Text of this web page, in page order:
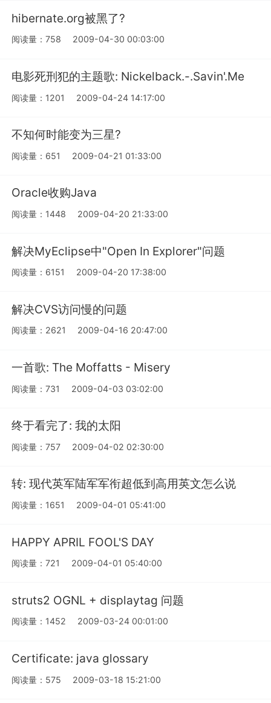
hibernate.org被黑了?
阅读量：758 2009-04-30 00:03:00
电影死刑犯的主题歌: Nickelback.-.Savin'.Me
阅读量：1201 2009-04-24 14:17:00
不知何时能变为三星?
阅读量：651 2009-04-21 01:33:00
Oracle收购Java
阅读量：1448 2009-04-20 21:33:00
解决MyEclipse中"Open In Explorer"问题
阅读量：6151 2009-04-20 17:38:00
解决CVS访问慢的问题
阅读量：2621 2009-04-16 20:47:00
一首歌: The Moffatts - Misery
阅读量：731 2009-04-03 03:02:00
终于看完了: 我的太阳
阅读量：757 2009-04-02 02:30:00
转: 现代英军陆军军衔超低到高用英文怎么说
阅读量：1651 2009-04-01 05:41:00
HAPPY APRIL FOOL'S DAY
阅读量：721 2009-04-01 05:40:00
struts2 OGNL + displaytag 问题
阅读量：1452 2009-03-24 00:01:00
Certificate: java glossary
阅读量：575 2009-03-18 15:21:00